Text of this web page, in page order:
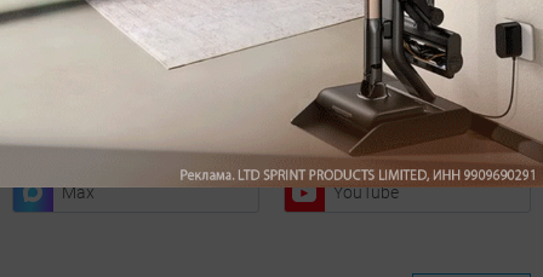
Одноклассники
Дзен
Max YouTube